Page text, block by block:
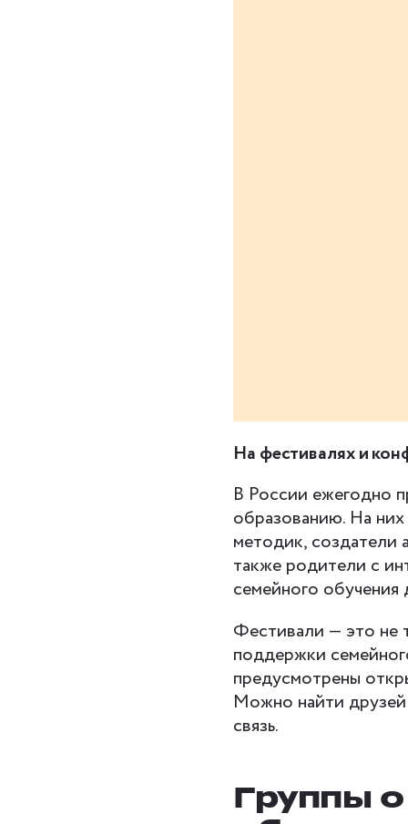
На фестивалях и
В России ежегодно
образованию. На
методик, создатели
также родители с
семейного обучения
Фестивали — это не
поддержки
предусмотрены
Можно найти
связь.
Группы